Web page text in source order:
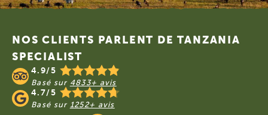
NOS CLIENTS PARLENT DE TANZANIA
SPECIALIST
4.9/5
Basé sur 4833+ avis
4.7/5
Basé sur 1252+ avis